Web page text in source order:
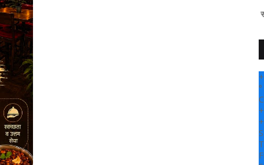
" सांगली दर्पण
+
°
C
+
+